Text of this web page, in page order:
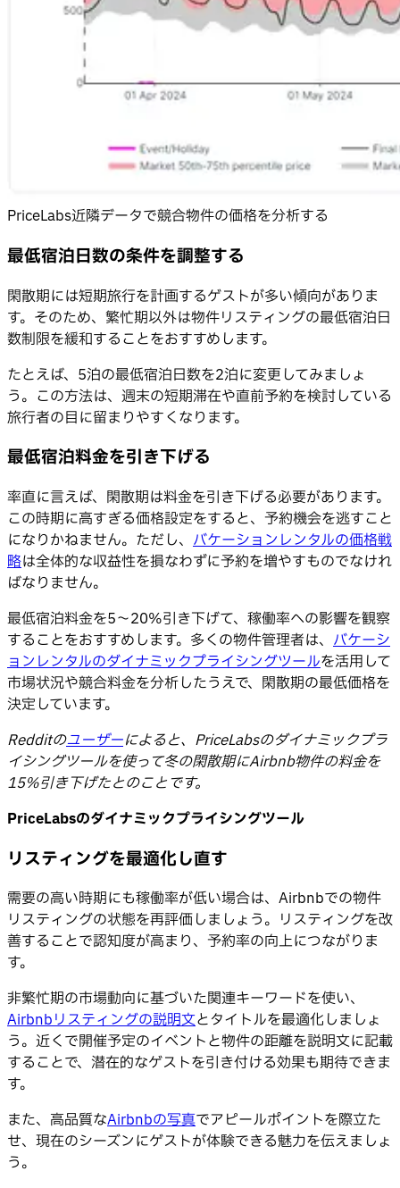
PriceLabs近隣データで競合物件の価格を分析する
最低宿泊日数の条件を調整する
閑散期には短期旅行を計画するゲストが多い傾向がありま
す。そのため、繁忙期以外は物件リスティングの最低宿泊日
数制限を緩和することをおすすめします。
たとえば、5泊の最低宿泊日数を2泊に変更してみましょ
う。この方法は、週末の短期滞在や直前予約を検討している
旅行者の目に留まりやすくなります。
最低宿泊料金を引き下げる
率直に言えば、閑散期は料金を引き下げる必要があります。
この時期に高すぎる価格設定をすると、予約機会を逃すこと
になりかねません。ただし、 バケーションレンタルの価格戦
略は全体的な収益性を損なわずに予約を増やすものでなけれ
ばなりません。
最低宿泊料金を5〜20%引き下げて、稼働率への影響を観察
することをおすすめします。多くの物件管理者は、 バケーシ
ョンレンタルのダイナミックプライシングツールを活用して
市場状況や競合料金を分析したうえで、閑散期の最低価格を
決定しています。
Redditのユーザーによると、PriceLabsのダイナミックプラ
イシングツールを使って冬の閑散期にAirbnb物件の料金を
15%引き下げたとのことです。
PriceLabsのダイナミックプライシングツール
リスティングを最適化し直す
需要の高い時期にも稼働率が低い場合は、Airbnbでの物件
リスティングの状態を再評価しましょう。リスティングを改
善することで認知度が高まり、予約率の向上につながりま
す。
非繁忙期の市場動向に基づいた関連キーワードを使い、
Airbnbリスティングの説明文とタイトルを最適化しましょ
う。近くで開催予定のイベントと物件の距離を説明文に記載
することで、潜在的なゲストを引き付ける効果も期待できま
す。
また、高品質なAirbnbの写真でアピールポイントを際立た
せ、現在のシーズンにゲストが体験できる魅力を伝えましょ
う。